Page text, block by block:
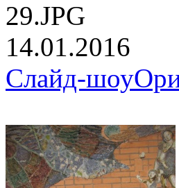
29.JPG
14.01.2016
Слайд-шоу